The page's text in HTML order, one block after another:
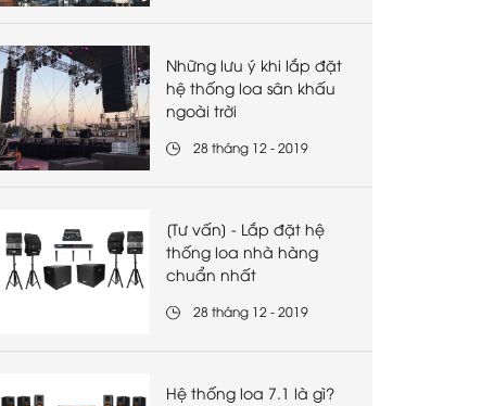
Những lưu ý khi lắp đặt
hệ thống loa sân khấu
ngoài trời
28 tháng 12 - 2019
[Tư vấn] - Lắp đặt hệ
thống loa nhà hàng
chuẩn nhất
28 tháng 12 - 2019
Hệ thống loa 7.1 là gì?